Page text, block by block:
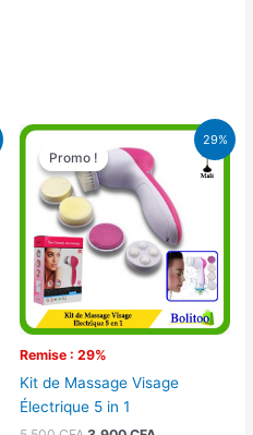
29%
Promo !
Remise : 29%
Promo !
Kit de Massage Visage
Électrique 5 in 1
Le
prix
initial
était :
5.500 CFA.
Le
actuel
est :
3.900 CFA.